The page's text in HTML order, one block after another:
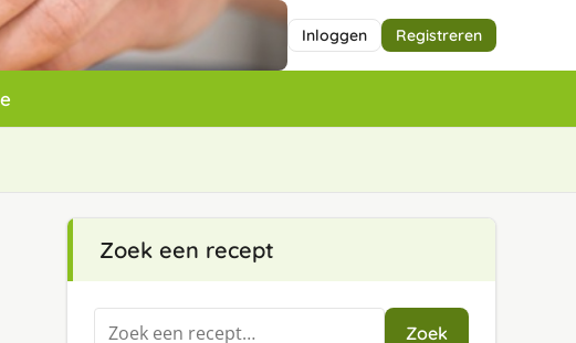
Inloggen Registreren
Zoek een recept
Zoeken
Zoek